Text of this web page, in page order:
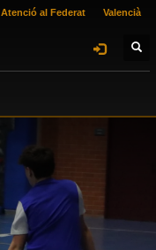
Atenció al Federat Valencià